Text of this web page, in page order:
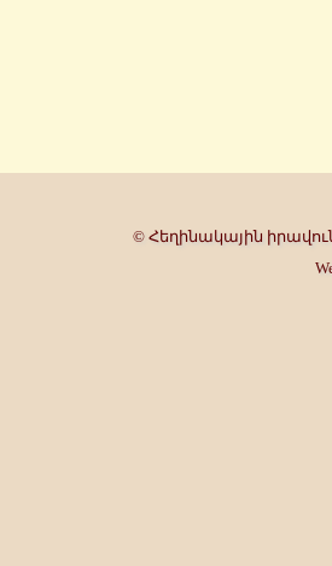
© Հեղինակային